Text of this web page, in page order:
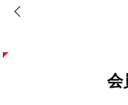
会